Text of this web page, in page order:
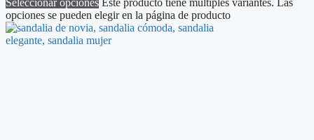
Seleccionar opciones Este producto tiene múltiples variantes. Las
opciones se pueden elegir en la página de producto